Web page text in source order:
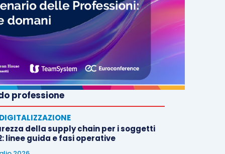
professione
della supply chain per i soggetti
linee guida e fasi operative